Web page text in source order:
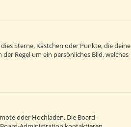
Sterne, Kästchen oder Punkte, die deine
Regel um ein persönliches Bild, welches
oder Hochladen. Die Board-